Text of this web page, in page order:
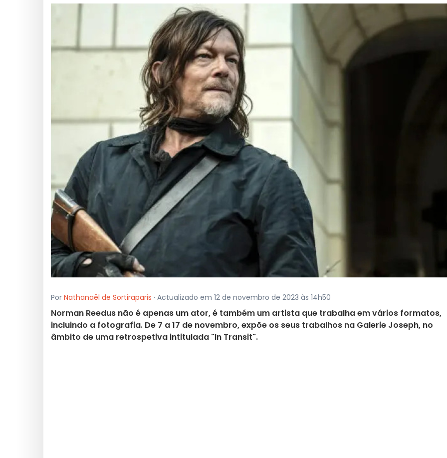
Por Nathanaël de Sortiraparis · Actualizado em 12 de novembro de 2023 às 14h50
Norman Reedus não é apenas um ator, é também um artista que trabalha em vários formatos,
incluindo a fotografia. De 7 a 17 de novembro, expõe os seus trabalhos na Galerie Joseph, no
âmbito de uma retrospetiva intitulada "In Transit".